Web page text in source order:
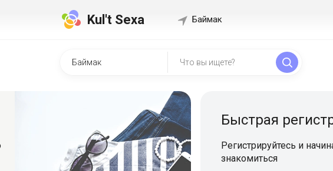
Kul't Sexa Баймак
Быстрая
Регистрируйтесь и
знакомиться